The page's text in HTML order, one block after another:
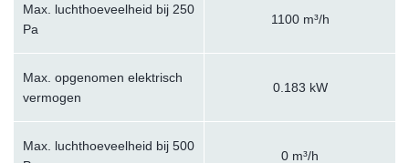
Max. luchthoeveelheid bij 250
Pa
1100 m³/h
Max. opgenomen elektrisch
vermogen
0.183 kW
Max. luchthoeveelheid bij 500
0 m³/h